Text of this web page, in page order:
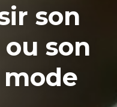
son
son